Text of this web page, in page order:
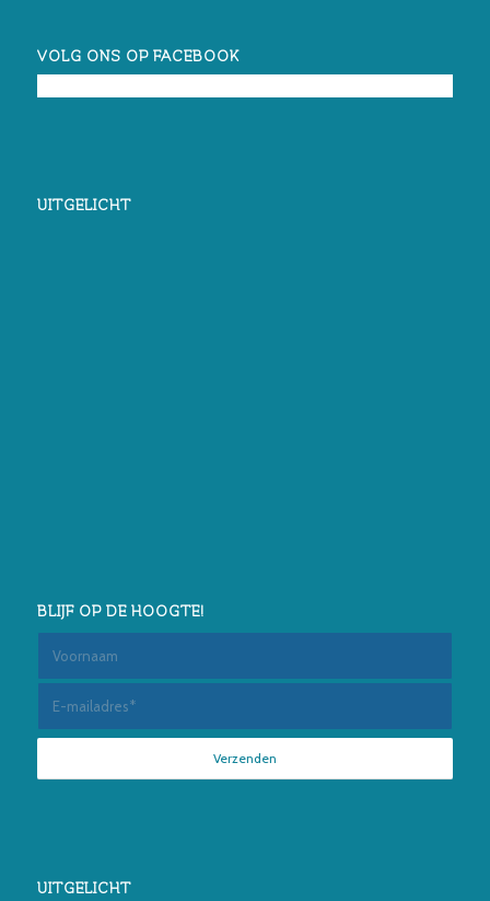
VOLG ONS OP FACEBOOK
UITGELICHT
BLIJF OP DE HOOGTE!
UITGELICHT